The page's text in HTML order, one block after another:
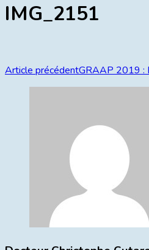
IMG_2151
Article précédentGRAAP 2019 :